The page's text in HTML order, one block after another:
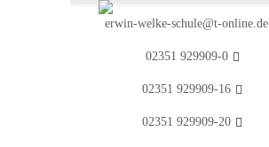
erwin-welke-schule@t-online.de
02351 929909-0
02351 929909-16
02351 929909-20